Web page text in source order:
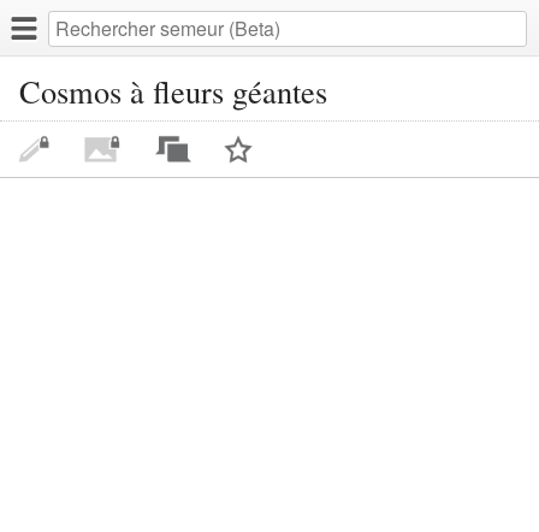
Cosmos à fleurs géantes